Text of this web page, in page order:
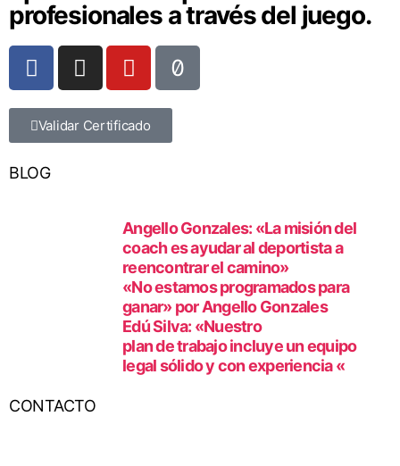
profesionales a través del juego.
Validar Certificado
BLOG
Angello Gonzales: «La misión del
coach es ayudar al deportista a
reencontrar el camino»
«No estamos programados para
ganar» por Angello Gonzales
Edú Silva: «Nuestro
plan de trabajo incluye un equipo
legal sólido y con experiencia «
CONTACTO